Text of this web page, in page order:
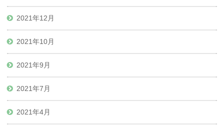
2021年12月
2021年10月
2021年9月
2021年7月
2021年4月